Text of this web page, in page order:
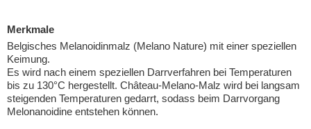
Merkmale
Belgisches Melanoidinmalz (Melano Nature) mit einer speziellen
Keimung.
Es wird nach einem speziellen Darrverfahren bei Temperaturen
bis zu 130°C hergestellt. Château-Melano-Malz wird bei langsam
steigenden Temperaturen gedarrt, sodass beim Darrvorgang
Melonanoidine entstehen können.